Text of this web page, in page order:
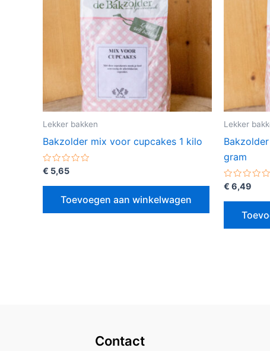
Lekker bakken
Bakzolder mix voor cupcakes 1 kilo
Gewaardeerd
uit
€ 5,65
Toevoegen aan winkelwagen
Lekker
gram
uit
€ 6,49
Contact